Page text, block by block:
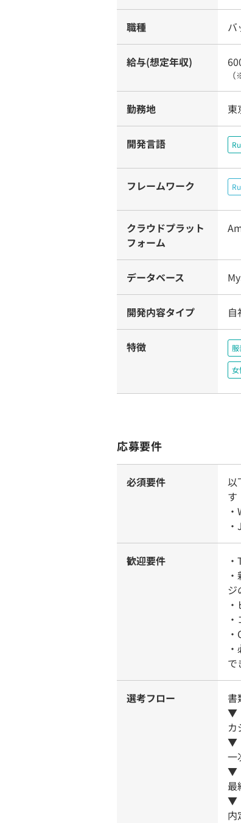
職種 バ
給与(想定年収)
勤務地 東
開発言語
フレームワーク
クラウドプラット
フォーム
データベース
開発内容タイプ
特徴
女
応募要件
必須要件
以
す
歓迎要件
ジ
で
選考フロー
書
▼
カ
▼
一
▼
最
▼
内